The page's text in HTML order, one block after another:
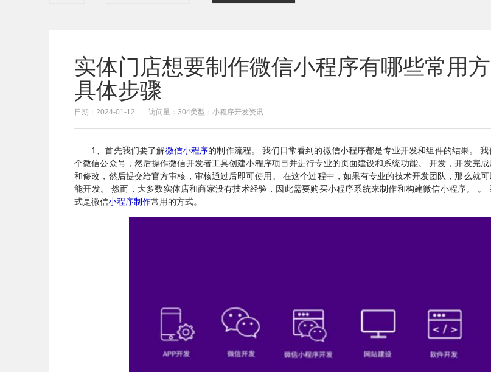
实体门店想要制作微信小程序有哪些常用
具体步骤
日期：2024-01-12 访问量：304类型：小程序开发资讯
1、首先我们要了解微信小程序的制作流程。 我们日常看到的微信小程序都是专业开发和组件的结果。
个微信公众号，然后操作微信开发者工具创建小程序项目并进行专业的页面建设和系统功能。 开发，开发完
和修改，然后提交给官方审核，审核通过后即可使用。 在这个过程中，如果有专业的技术开发团队，那么就
能开发。 然而，大多数实体店和商家没有技术经验，因此需要购买小程序系统来制作和构建微信小程序。 。
式是微信小程序制作常用的方式。